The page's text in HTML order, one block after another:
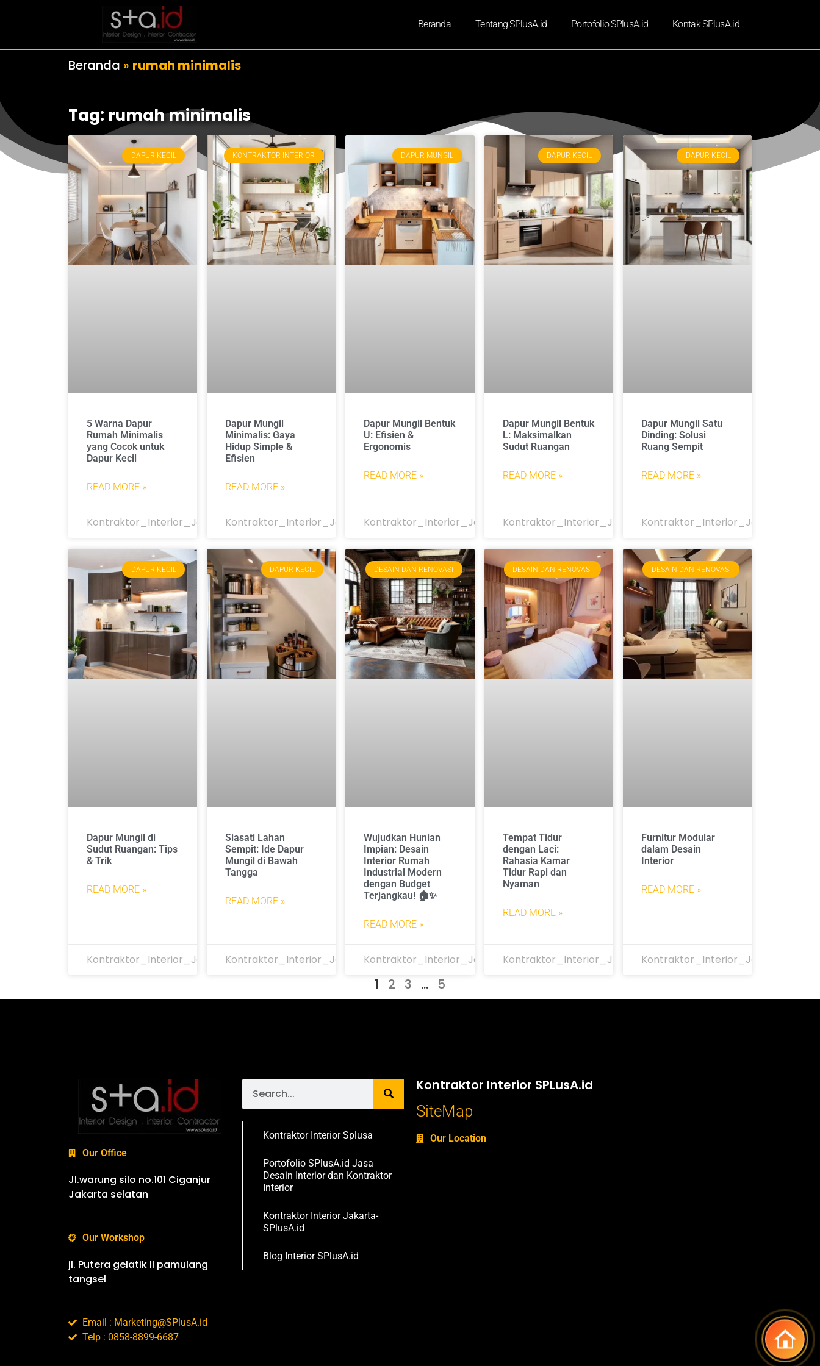
Beranda Tentang SPlusA.id Portofolio SPlusA.id Kontak SPlusA.id
Beranda » rumah minimalis
Tag: rumah minimalis
DAPUR KECIL
5 Warna Dapur
Rumah Minimalis
yang Cocok untuk
Dapur Kecil
READ MORE »
Kontraktor_Interior_Jakarta
KONTRAKTOR INTERIOR
Dapur Mungil
Minimalis: Gaya
Hidup Simple &
Efisien
READ MORE »
Kontraktor_Interior_Jakarta
DAPUR MUNGIL
Dapur Mungil Bentuk
U: Efisien &
Ergonomis
READ MORE »
Kontraktor_Interior_Jakarta
DAPUR KECIL
Dapur Mungil Bentuk
L: Maksimalkan
Sudut Ruangan
READ MORE »
Kontraktor_Interior_Jakarta
DAPUR KECIL
Dapur Mungil Satu
Dinding: Solusi
Ruang Sempit
READ MORE »
Kontraktor_Interior_Jakarta
DAPUR KECIL
Dapur Mungil di
Sudut Ruangan: Tips
& Trik
READ MORE »
Kontraktor_Interior_Jakarta
DAPUR KECIL
Siasati Lahan
Sempit: Ide Dapur
Mungil di Bawah
Tangga
READ MORE »
Kontraktor_Interior_Jakarta
DESAIN DAN RENOVASI
Wujudkan Hunian
Impian: Desain
Interior Rumah
Industrial Modern
dengan Budget
Terjangkau! 🏠✨
READ MORE »
Kontraktor_Interior_Jakarta
DESAIN DAN RENOVASI
Tempat Tidur
dengan Laci:
Rahasia Kamar
Tidur Rapi dan
Nyaman
READ MORE »
Kontraktor_Interior_Jakarta
DESAIN DAN RENOVASI
Furnitur Modular
dalam Desain
Interior
READ MORE »
Kontraktor_Interior_Jakarta
1 2 3 … 5
Our Office
Jl.warung silo no.101 Ciganjur
Jakarta selatan
Our Workshop
jl. Putera gelatik II pamulang
tangsel
Email : Marketing@SPlusA.id
Telp : 0858-8899-6687
Kontraktor Interior Splusa
Portofolio SPlusA.id Jasa
Desain Interior dan Kontraktor
Interior
Kontraktor Interior Jakarta-
SPlusA.id
Blog Interior SPlusA.id
Kontraktor Interior SPLusA.id
SiteMap
Our Location